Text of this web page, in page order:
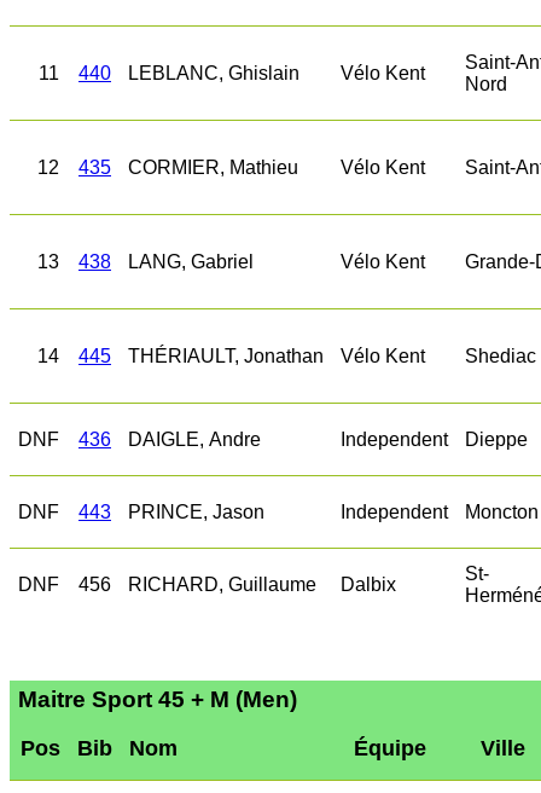
11 440 LEBLANC, Ghislain Vélo Kent
Saint-
Nord
12 435 CORMIER, Mathieu Vélo Kent Saint-
13 438 LANG, Gabriel Vélo Kent Grande-
14 445 THÉRIAULT, Jonathan Vélo Kent Shediac
DNF 436 DAIGLE, Andre Independent Dieppe
DNF 443 PRINCE, Jason Independent Moncton
DNF 456 RICHARD, Guillaume Dalbix
St-
Maitre Sport 45 + M (Men)
Pos Bib Nom Équipe Ville